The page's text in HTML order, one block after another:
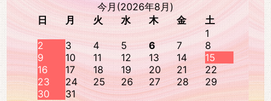
今月(2026年8月)
日
月 火 水 木 金
土
1
2
3 4 5 6 7
8
9
10 11 12 13 14
15
16
17 18 19 20 21
22
23
24 25 26 27 28
29
30
31